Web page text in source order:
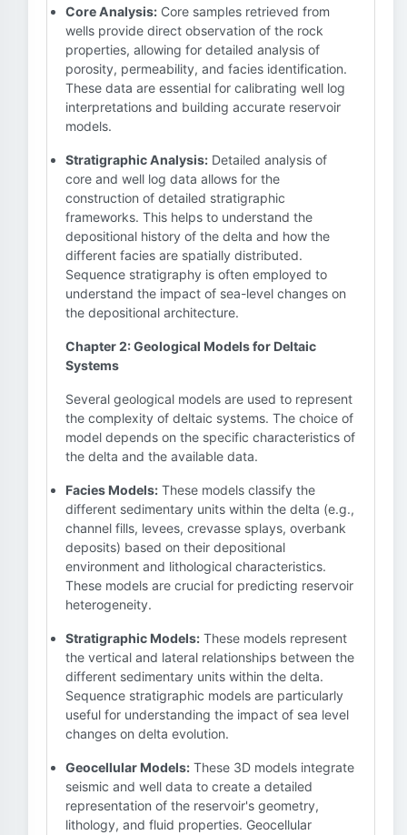
Core Analysis: Core samples retrieved from
wells provide direct observation of the rock
properties, allowing for detailed analysis of
porosity, permeability, and facies identification.
These data are essential for calibrating well log
interpretations and building accurate reservoir
models.
Stratigraphic Analysis: Detailed analysis of
core and well log data allows for the
construction of detailed stratigraphic
frameworks. This helps to understand the
depositional history of the delta and how the
different facies are spatially distributed.
Sequence stratigraphy is often employed to
understand the impact of sea-level changes on
the depositional architecture.
Chapter 2: Geological Models for Deltaic
Systems
Several geological models are used to represent
the complexity of deltaic systems. The choice of
model depends on the specific characteristics of
the delta and the available data.
Facies Models: These models classify the
different sedimentary units within the delta (e.g.,
channel fills, levees, crevasse splays, overbank
deposits) based on their depositional
environment and lithological characteristics.
These models are crucial for predicting reservoir
heterogeneity.
Stratigraphic Models: These models represent
the vertical and lateral relationships between the
different sedimentary units within the delta.
Sequence stratigraphic models are particularly
useful for understanding the impact of sea level
changes on delta evolution.
Geocellular Models: These 3D models integrate
seismic and well data to create a detailed
representation of the reservoir's geometry,
lithology, and fluid properties. Geocellular